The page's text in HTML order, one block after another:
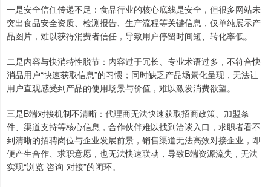
一是安全信任传递不足：食品行业的核心底线是安全，但很多网站未
突出食品安全资质、检测报告、生产流程等关键信息，仅单纯展示产
品图片，难以获得消费者信任，导致用户停留时间短、转化率低。
二是内容与快消特性脱节：内容过于冗长、专业术语过多，不符合快
消品用户“快速获取信息”的习惯；同时缺乏产品场景化呈现，无法让
用户直观感受到产品的使用场景与价值，难以激发消费欲望。
三是B端对接机制不清晰：代理商无法快速获取招商政策、加盟条
件、渠道支持等核心信息，合作伙伴难以找到洽谈入口，求职者看不
到清晰的招聘岗位与企业发展前景，销售渠道无法高效对接企业，即
便产生合作、求职意愿，也无法快速联动，导致B端资源流失，无法
实现“浏览-咨询-对接”的闭环。